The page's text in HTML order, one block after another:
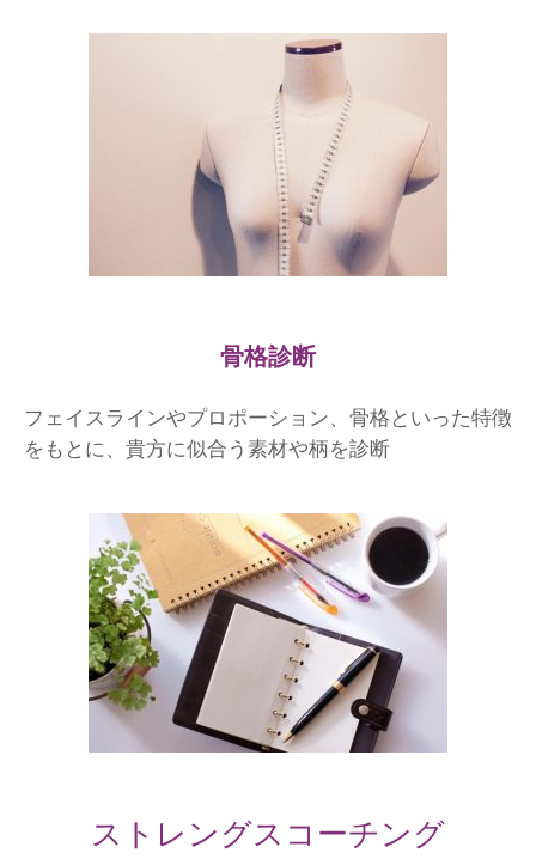
骨格診断
フェイスラインやプロポーション、骨格といった特徴
をもとに、貴方に似合う素材や柄を診断
ストレングスコーチング